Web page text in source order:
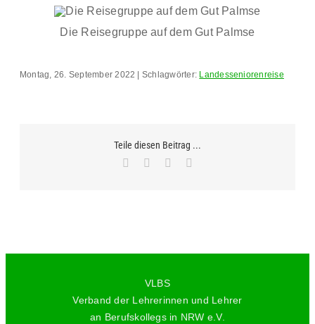
Die Reisegruppe auf dem Gut Palmse
Montag, 26. September 2022 | Schlagwörter: Landesseniorenreise
Teile diesen Beitrag ...
Facebook WhatsApp
VLBS
Verband der Lehrerinnen und Lehrer
an Berufskollegs in NRW e.V.